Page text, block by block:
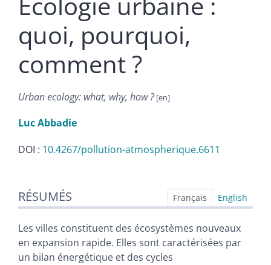
quoi, pourquoi,
comment ?
Urban ecology: what, why, how ?
LucAbbadie
DOI : 10.4267/pollution-atmospherique.6611
Index
Plan
Texte
Bibliographie
Notes
RÉSUMÉS Français English
Les villes constituent des écosystèmes nouveaux
en expansion rapide. Elles sont caractérisées par
un bilan énergétique et des cycles